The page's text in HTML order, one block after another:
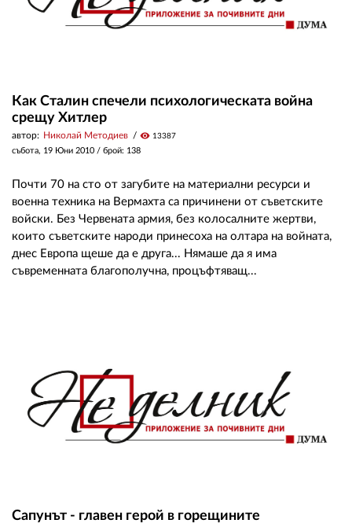
Как Сталин спечели психологическата война
срещу Хитлер
автор: Николай Методиев visibility 13387
събота, 19 Юни 2010 / брой: 138
Почти 70 на сто от загубите на материални ресурси и
военна техника на Вермахта са причинени от съветските
войски. Без Червената армия, без колосалните жертви,
които съветските народи принесоха на олтара на войната,
днес Европа щеше да е друга... Нямаше да я има
съвременната благополучна, процъфтяващ...
Сапунът - главен герой в горещините